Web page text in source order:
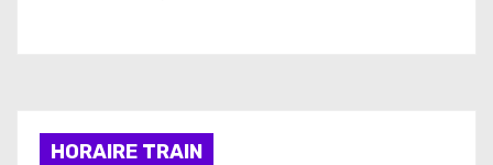
HORAIRE TRAIN